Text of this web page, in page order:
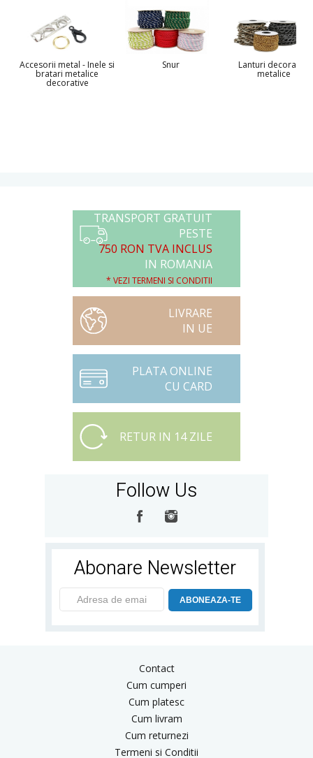
Accesorii metal - Inele si
bratari metalice
decorative
Snur Lanturi decorative
metalice
TRANSPORT GRATUIT
PESTE
750 RON TVA INCLUS
IN ROMANIA
* VEZI TERMENI SI CONDITII
LIVRARE
IN UE
PLATA ONLINE
CU CARD
RETUR IN 14 ZILE
Follow Us
Abonare Newsletter
ABONEAZA-TE
Contact
Cum cumperi
Cum platesc
Cum livram
Cum returnezi
Termeni si Conditii